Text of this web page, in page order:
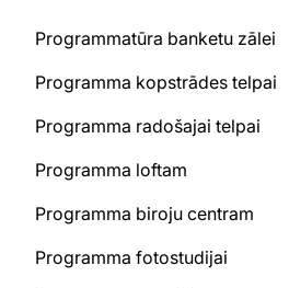
Programmatūra banketu zālei
Programma kopstrādes telpai
Programma radošajai telpai
Programma loftam
Programma biroju centram
Programma fotostudijai